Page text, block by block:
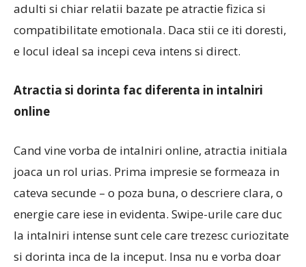
adulti si chiar relatii bazate pe atractie fizica si
compatibilitate emotionala. Daca stii ce iti doresti,
e locul ideal sa incepi ceva intens si direct.
Atractia si dorinta fac diferenta in intalniri
online
Cand vine vorba de intalniri online, atractia initiala
joaca un rol urias. Prima impresie se formeaza in
cateva secunde – o poza buna, o descriere clara, o
energie care iese in evidenta. Swipe-urile care duc
la intalniri intense sunt cele care trezesc curiozitate
si dorinta inca de la inceput. Insa nu e vorba doar